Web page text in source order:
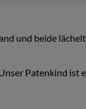
und beide
Patenkind ist